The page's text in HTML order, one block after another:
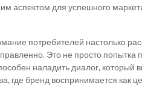
аспектом для успешного
потребителей настолько
Это не просто попытка
наладить диалог,
где бренд воспринимается как